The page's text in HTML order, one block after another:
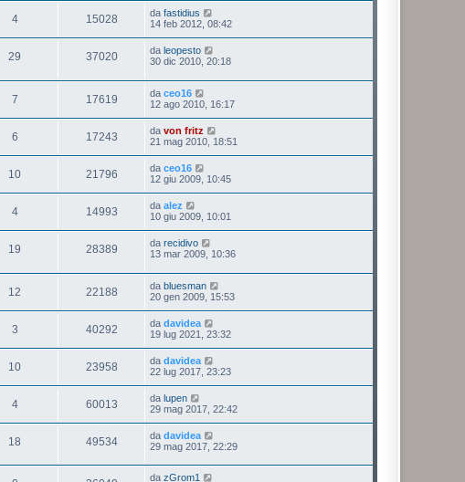
4 15028 da fastidius
14 feb 2012, 08:42
29 37020 da leopesto
30 dic 2010, 20:18
7 17619 da ceo16
12 ago 2010, 16:17
6 17243 da von fritz
21 mag 2010, 18:51
10 21796 da ceo16
12 giu 2009, 10:45
4 14993 da alez
10 giu 2009, 10:01
19 28389 da recidivo
13 mar 2009, 10:36
12 22188 da bluesman
20 gen 2009, 15:53
3 40292 da davidea
19 lug 2021, 23:32
10 23958 da davidea
22 lug 2017, 23:23
4 60013 da lupen
29 mag 2017, 22:42
18 49534 da davidea
29 mag 2017, 22:29
da zGrom1